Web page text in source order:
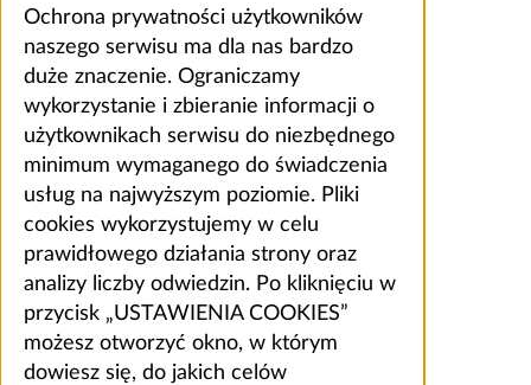
Ochrona prywatności użytkowników
naszego serwisu ma dla nas bardzo
duże znaczenie. Ograniczamy
wykorzystanie i zbieranie informacji o
użytkownikach serwisu do niezbędnego
minimum wymaganego do świadczenia
usług na najwyższym poziomie. Pliki
cookies wykorzystujemy w celu
prawidłowego działania strony oraz
analizy liczby odwiedzin. Po kliknięciu w
przycisk „USTAWIENIA COOKIES”
możesz otworzyć okno, w którym
dowiesz się, do jakich celów